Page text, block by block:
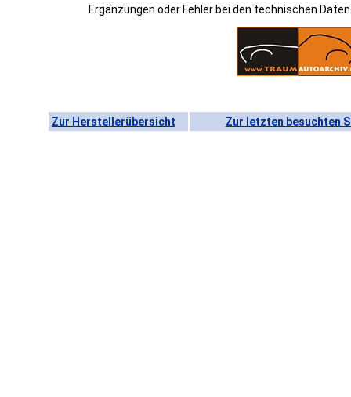
Ergänzungen oder Fehler bei den technischen
Zur Herstellerübersicht Zur letzten besuchten